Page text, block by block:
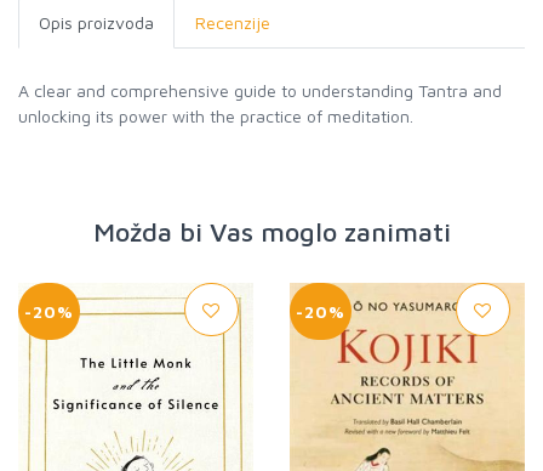
Opis proizvoda Recenzije
A clear and comprehensive guide to understanding Tantra and
unlocking its power with the practice of meditation.
Možda bi Vas moglo zanimati
-20% -20%